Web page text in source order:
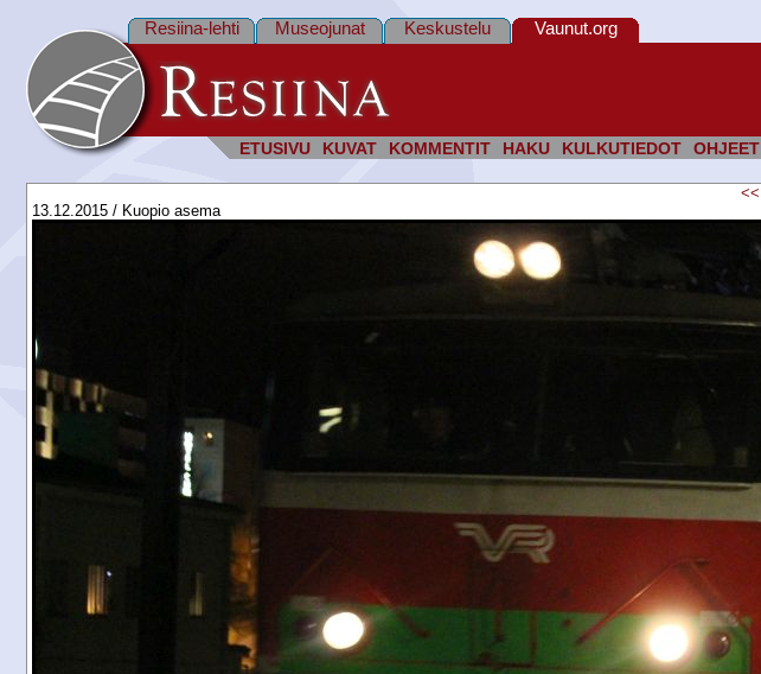
ETUSIVU KUVAT KOMMENTIT HAKU KULKUTIEDOT OHJEET
Resiina-lehti Museojunat Keskustelu Vaunut.org
<<
13.12.2015 / Kuopio asema